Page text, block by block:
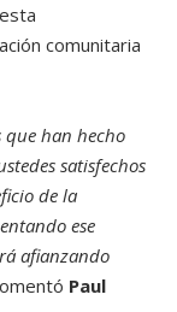
comunitaria
que han hecho
satisfechos
de la
ese
afianzando
Paul